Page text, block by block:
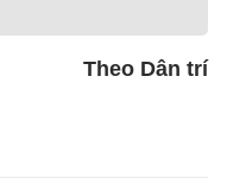
Theo Dân trí